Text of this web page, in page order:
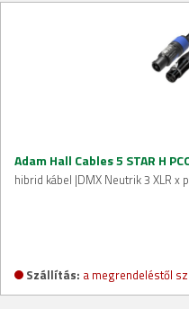
Adam Hall Cables 5 STAR H
hibrid kábel |DMX Neutrik 3 XLR x
Szállítás: a megrendeléstől